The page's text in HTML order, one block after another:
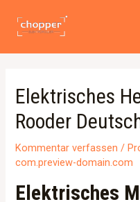
Inhalt
springen
Elektrisches
Rooder
Kommentar verfassen /
com.preview-domain.com
Elektrisches